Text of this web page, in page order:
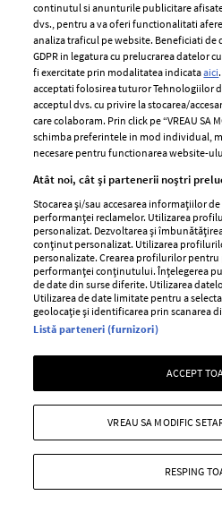
Bonnie Tyler a murit.
din viață la vârsta de 75
PEOPLE 09 iulie 2026
Bonnie Tyler, artista care a
piese precum Total Eclipse of
for a Hero, a murit la vârsta
perioadă în care s-a
sănătate.
+ MAI MULTE
continutul si anunturile publicitare
dvs., pentru a va oferi functionalitati
analiza traficul pe website. Beneficiati de
GDPR in legatura cu prelucrarea datelor
fi exercitate prin modalitatea indicataaici
acceptati folosirea tuturor Tehnologiilor
acceptul dvs. cu privire la stocarea/
care colaboram. Prin click pe “VREAU SA
schimba preferintele in mod individual,
necesare pentru functionarea website-
Atât noi, cât și partenerii noștri
Stocarea și/sau accesarea informațiilor
performanței reclamelor. Utilizarea
personalizat. Dezvoltarea și
conținut personalizat. Utilizarea
personalizate. Crearea profilurilor
performanței conținutului. Înțelegerea
de date din surse diferite. Utilizarea
Utilizarea de date limitate pentru a
geolocație și identificarea prin scanarea
Listă parteneri (furnizori)
ACCEPT
RESPING
VREAU SA MODIFIC